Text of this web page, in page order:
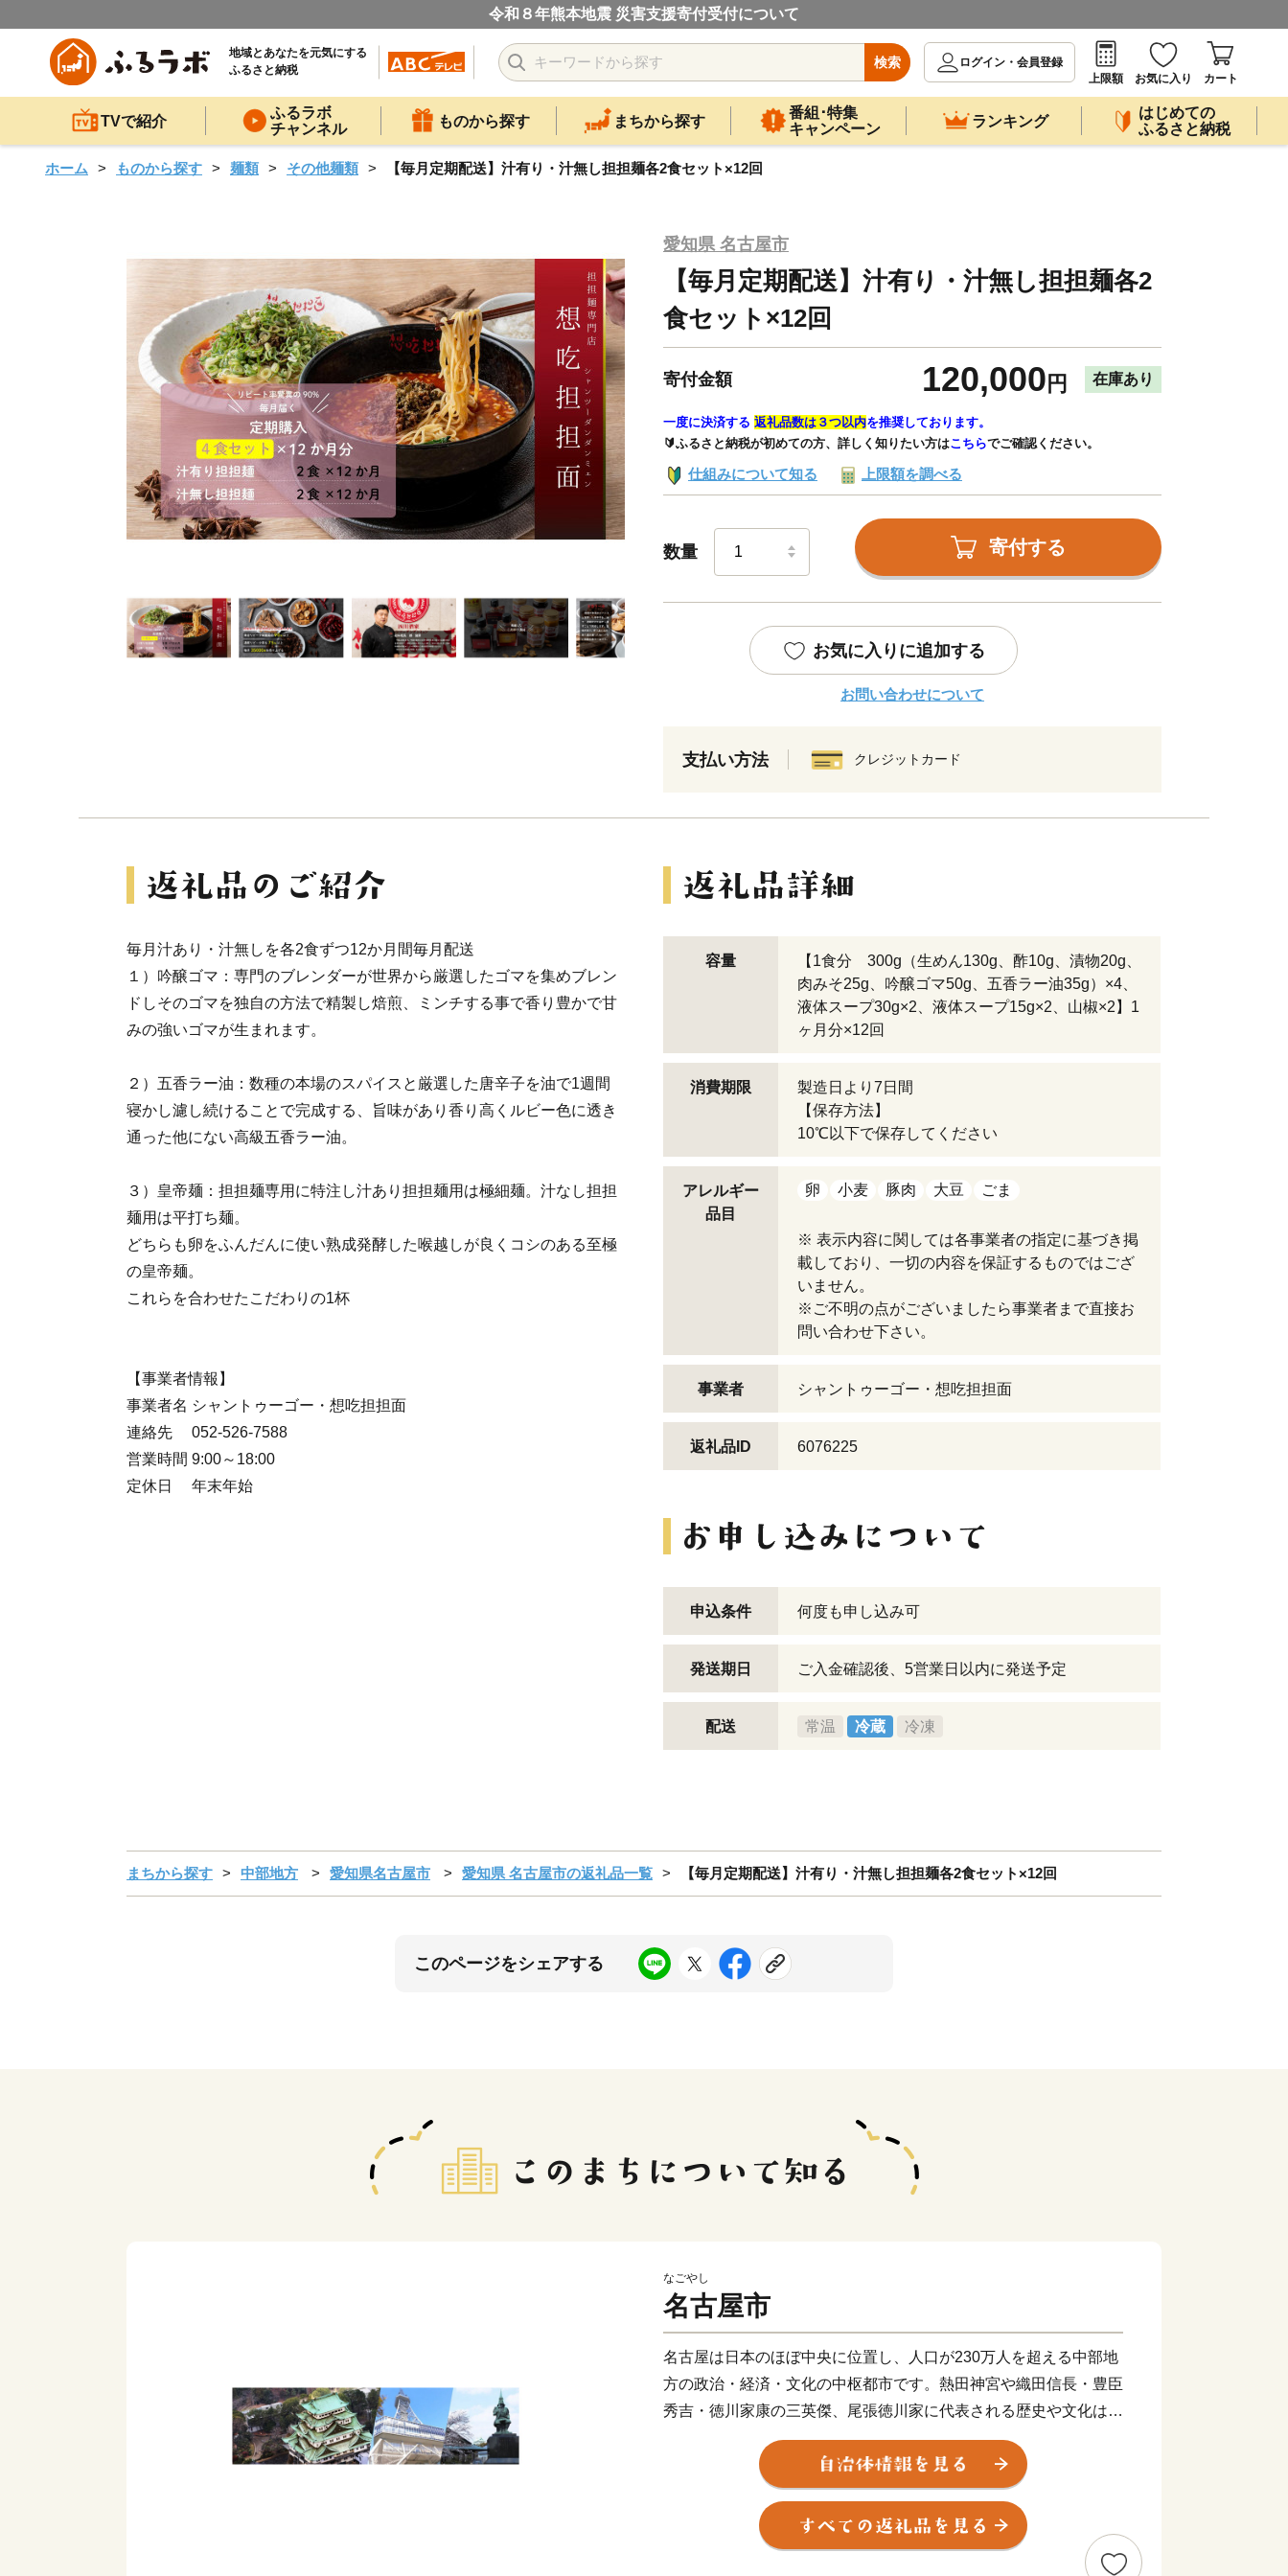
令和８年熊本地震 災害支援寄付受付について
地域とあなたを元気にする
ふるさと納税
検索
ログイン・会員登録
上限額
お気に入り カート
TVで紹介
ふるラボ
チャンネル
ものから探す まちから探す
番組･特集
キャンペーン
ランキング
はじめての
ふるさと納税
ホーム ものから探す 麺類 その他麺類 【毎月定期配送】汁有り・汁無し担担麺各2食セット×12回
愛知県 名古屋市
【毎月定期配送】汁有り・汁無し担担麺各2
食セット×12回
寄付金額 120,000 円 在庫あり
一度に決済する 返礼品数は３つ以内を推奨しております。
🔰ふるさと納税が初めての方、詳しく知りたい方はこちらでご確認ください。
仕組みについて知る 上限額を調べる
数量 寄付する
お気に入りに追加する
お問い合わせについて
支払い方法 クレジットカード
毎月汁あり・汁無しを各2食ずつ12か月間毎月配送
１）吟醸ゴマ：専門のブレンダーが世界から厳選したゴマを集めブレン
ドしそのゴマを独自の方法で精製し焙煎、ミンチする事で香り豊かで甘
みの強いゴマが生まれます。
２）五香ラー油：数種の本場のスパイスと厳選した唐辛子を油で1週間
寝かし濾し続けることで完成する、旨味があり香り高くルビー色に透き
通った他にない高級五香ラー油。
３）皇帝麺：担担麺専用に特注し汁あり担担麺用は極細麺。汁なし担担
麺用は平打ち麺。
どちらも卵をふんだんに使い熟成発酵した喉越しが良くコシのある至極
の皇帝麺。
これらを合わせたこだわりの1杯
【事業者情報】
事業者名 シャントゥーゴー・想吃担担面
連絡先 052-526-7588
営業時間 9:00～18:00
定休日 年末年始
容量
【1食分 300g（生めん130g、酢10g、漬物20g、
肉みそ25g、吟醸ゴマ50g、五香ラー油35g）×4、
液体スープ30g×2、液体スープ15g×2、山椒×2】1
ヶ月分×12回
消費期限
製造日より7日間
【保存方法】
10℃以下で保存してください
アレルギー
品目
卵 小麦 豚肉 大豆 ごま
※ 表示内容に関しては各事業者の指定に基づき掲
載しており、一切の内容を保証するものではござ
いません。
※ご不明の点がございましたら事業者まで直接お
問い合わせ下さい。
事業者 シャントゥーゴー・想吃担担面
返礼品ID 6076225
申込条件 何度も申し込み可
発送期日 ご入金確認後、5営業日以内に発送予定
配送 常温 冷蔵 冷凍
まちから探す 中部地方 愛知県名古屋市 愛知県 名古屋市の返礼品一覧 【毎月定期配送】汁有り・汁無し担担麺各2食セット×12回
このページをシェアする
なごやし
名古屋市
名古屋は日本のほぼ中央に位置し、人口が230万人を超える中部地
方の政治・経済・文化の中枢都市です。熱田神宮や織田信長・豊臣
秀吉・徳川家康の三英傑、尾張徳川家に代表される歴史や文化は、
名古屋の魅力や活力の礎となっています。現在は、武将ゆかりの歴
史・文化やなごやめしを目的に多くの方が名古屋を訪れるなど、名
古屋の魅力は国内外に広がってきています。また、アジア・アジア
パラ競技大会の開催や、リニア中央新幹線の品川－名古屋間の開業
も予定されており、人々の交流と地域経済のさらなる発展が期待さ